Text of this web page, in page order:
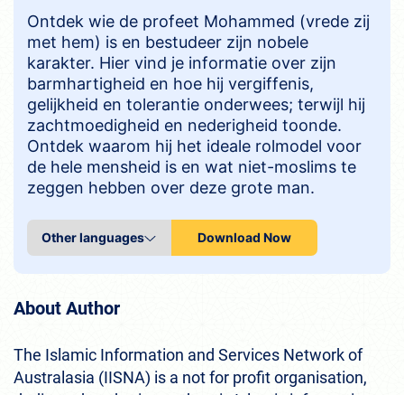
Ontdek wie de profeet Mohammed (vrede zij
met hem) is en bestudeer zijn nobele
karakter. Hier vind je informatie over zijn
barmhartigheid en hoe hij vergiffenis,
gelijkheid en tolerantie onderwees; terwijl hij
zachtmoedigheid en nederigheid toonde.
Ontdek waarom hij het ideale rolmodel voor
de hele mensheid is en wat niet-moslims te
zeggen hebben over deze grote man.
Download Now
About Author
The Islamic Information and Services Network of
Australasia (IISNA) is a not for profit organisation,